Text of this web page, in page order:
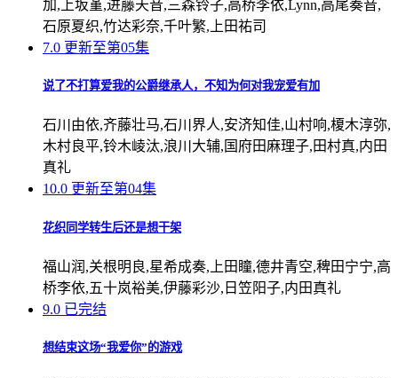
加,上坂堇,进藤天音,三森铃子,高桥李依,Lynn,高尾奏音,
石原夏织,竹达彩奈,千叶繁,上田祐司
7.0 更新至第05集
说了不打算爱我的公爵继承人，不知为何对我宠爱有加
石川由依,齐藤壮马,石川界人,安济知佳,山村响,榎木淳弥,
木村良平,铃木崚汰,浪川大辅,国府田麻理子,田村真,内田
真礼
10.0 更新至第04集
花织同学转生后还是想干架
福山润,关根明良,星希成奏,上田瞳,德井青空,稗田宁宁,高
桥李依,五十岚裕美,伊藤彩沙,日笠阳子,内田真礼
9.0 已完结
想结束这场“我爱你”的游戏